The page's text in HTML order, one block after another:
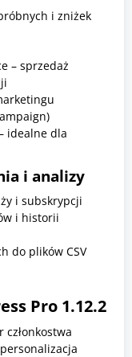
i zniżek
– sprzedaż
idealne dla
i analizy
i subskrypcji
i historii
do plików CSV
Pro 1.12.2
członkostwa